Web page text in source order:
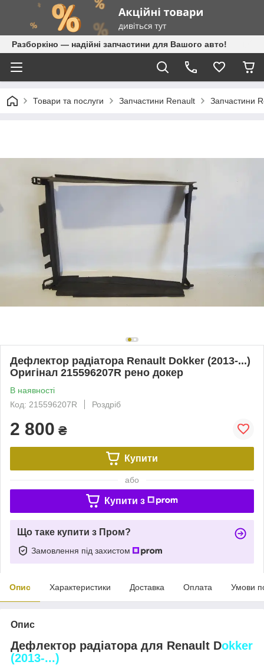
Разборкіно — надійні запчастини для Вашого авто!
Товари та послуги Запчастини Renault Запчастини
Дефлектор радіатора Renault Dokker (2013-...)
Оригінал 215596207R рено докер
В наявності
Код: 215596207R
Роздріб
2 800 ₴
Купити
або
Купити з
Що таке купити з Пром?
Замовлення під захистом
Опис Характеристики Доставка Оплата Умови
Опис
Дефлектор радіатора для Renault Dokker
(2013-...)